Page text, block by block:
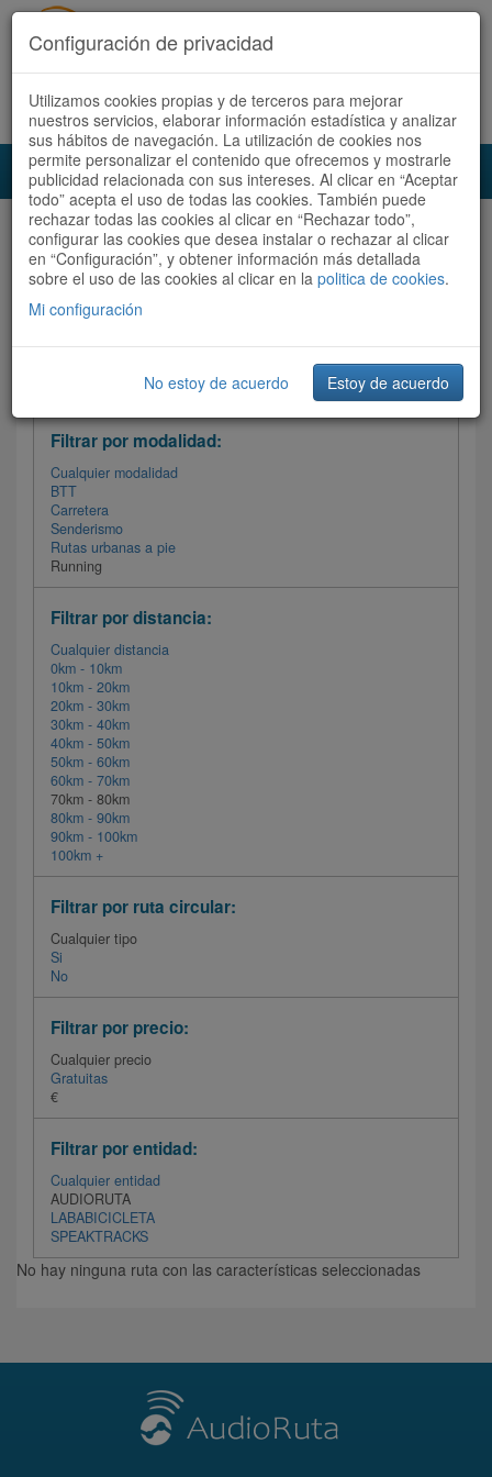
Acceder Registrate ahora Español | Català
Audioruta Todas las rutas
Todas las rutas
Ordenar por: Más recientes /
Filtrar las rutas
Filtrar por modalidad:
Cualquier modalidad
BTT
Carretera
Senderismo
Rutas urbanas a pie
Running
Filtrar por distancia:
Cualquier distancia
0km - 10km
10km - 20km
20km - 30km
30km - 40km
40km - 50km
50km - 60km
60km - 70km
70km - 80km
80km - 90km
90km - 100km
100km +
Filtrar por ruta circular:
Cualquier tipo
Si
No
Filtrar por precio:
Cualquier precio
Gratuitas
€
Filtrar por entidad:
Cualquier entidad
AUDIORUTA
LABABICICLETA
SPEAKTRACKS
No hay ninguna ruta con las características seleccionadas
Configuración de privacidad
Utilizamos cookies propias y de terceros para mejorar
nuestros servicios, elaborar información estadística y analizar
sus hábitos de navegación. La utilización de cookies nos
permite personalizar el contenido que ofrecemos y mostrarle
publicidad relacionada con sus intereses. Al clicar en “Aceptar
todo” acepta el uso de todas las cookies. También puede
rechazar todas las cookies al clicar en “Rechazar todo”,
configurar las cookies que desea instalar o rechazar al clicar
en “Configuración”, y obtener información más detallada
sobre el uso de las cookies al clicar en la politica de cookies.
Mi configuración
No estoy de acuerdo Estoy de acuerdo